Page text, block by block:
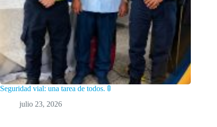
Seguridad vial: una tarea de todos. 🚦
julio 23, 2026